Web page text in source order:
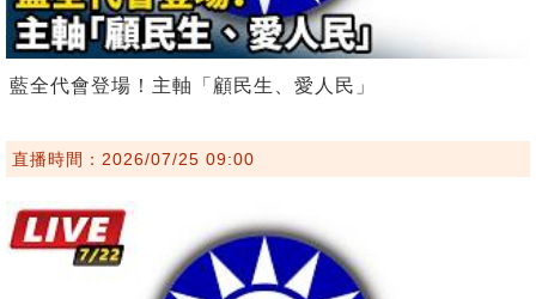
藍全代會登場！主軸「顧民生、愛人民」
直播時間：2026/07/25 09:00